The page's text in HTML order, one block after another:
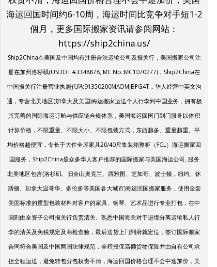
Ship2China在美国及中国均有注册合法运输公司及报关行，美国搬家公司注
册在加州洛杉矶(USDOT #3348878, MC No.:MC1070277)，Ship2China在
中国报关行注册营业执照代码:91350200MADMJBPG4T，华人经营中英文沟
通，专营北美地区(加拿大及美国)海运搬家运送个人行李到中国业务，拥有极
其完善的国际海运订舱与供应链合规体系，美国海运回国门到门服务以体积
计算价格，不限重量、不限大小、不限包装方式，东西越多、重量越重、平
均价格越便宜，专长于大件全屋家具20/40尺集装箱整柜（FCL）海运搬家回
国服务，Ship2China是众多华人客户推荐的国际搬家与美国海运公司, 服务
北美地区包含(洛杉矶、旧金山奥克兰、西雅图、芝加哥、波士顿，纽约、休
斯顿、加拿大温哥华、多伦多等美国各大城市)海运回国搬家服务，使用全套
美国标准的重型包装材料对客户的家具、钢琴、艺术品进行专业打包，在中
国则由全资子公司报关行负责清关、熟悉中国海关对于进境分离运输私人行
李的清关及免税规定及商检查验，最后送货上门到府就定位，签订国际搬家
合同符合美国及中国两国法律规范，全程投保高额货物保险并由自有公司承
担全程运送，避免转包分包权责不清，海运回国价格合理不会中途加价，美